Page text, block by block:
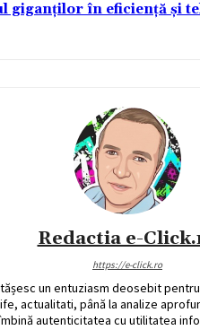
giganților în eficiență și
Redactia e-
https://e-click.ro
un entuziasm deosebit
actualitati, până la analize
autenticitatea cu utilitatea